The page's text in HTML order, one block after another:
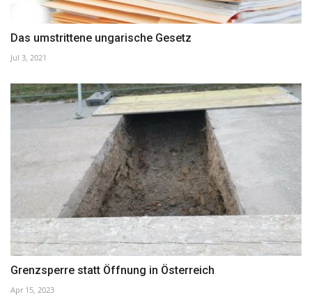
Das umstrittene ungarische Gesetz
Jul 3, 2021
Grenzsperre statt Öffnung in Österreich
Apr 15, 2023